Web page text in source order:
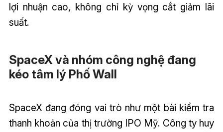
lợi nhuận cao, không chỉ kỳ vọng cắt giảm lãi
suất.
SpaceX và nhóm công nghệ đang
kéo tâm lý Phố Wall
SpaceX đang đóng vai trò như một bài kiểm tra
thanh khoản của thị trường IPO Mỹ. Công ty huy